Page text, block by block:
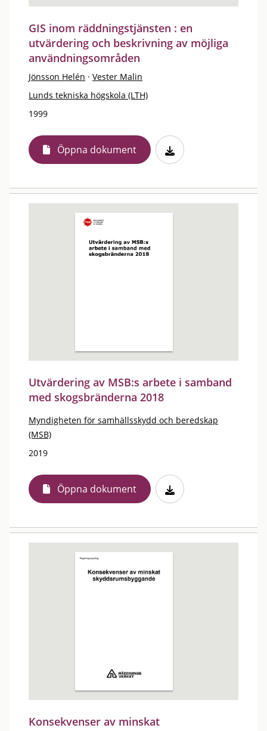
GIS inom räddningstjänsten : en
utvärdering och beskrivning av möjliga
användningsområden
Jönsson Helén · Vester Malin
Lunds tekniska högskola (LTH)
1999
Öppna dokument
Utvärdering av MSB:s arbete i samband
med skogsbränderna 2018
Myndigheten för samhällsskydd och beredskap
(MSB)
2019
Öppna dokument
Konsekvenser av minskat